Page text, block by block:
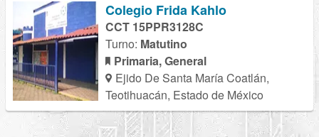
Colegio Frida Kahlo
CCT 15PPR3128C
Turno: Matutino
Primaria, General
Ejido De Santa María Coatlán,
Teotihuacán, Estado de México